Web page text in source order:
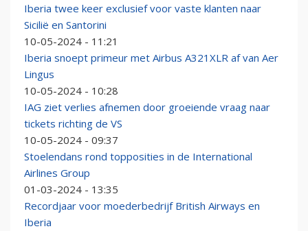
Iberia twee keer exclusief voor vaste klanten naar
Sicilië en Santorini
10-05-2024 - 11:21
Iberia snoept primeur met Airbus A321XLR af van Aer
Lingus
10-05-2024 - 10:28
IAG ziet verlies afnemen door groeiende vraag naar
tickets richting de VS
10-05-2024 - 09:37
Stoelendans rond topposities in de International
Airlines Group
01-03-2024 - 13:35
Recordjaar voor moederbedrijf British Airways en
Iberia